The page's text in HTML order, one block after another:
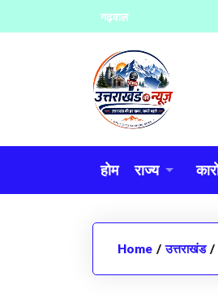
to
गढ़वाल
होम राज्य
Home / उत्तराखंड /